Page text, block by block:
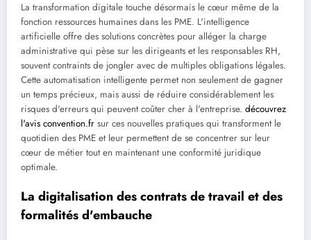
La transformation digitale touche désormais le cœur même de la
fonction ressources humaines dans les PME. L'intelligence
artificielle offre des solutions concrètes pour alléger la charge
administrative qui pèse sur les dirigeants et les responsables RH,
souvent contraints de jongler avec de multiples obligations légales.
Cette automatisation intelligente permet non seulement de gagner
un temps précieux, mais aussi de réduire considérablement les
risques d'erreurs qui peuvent coûter cher à l'entreprise. découvrez
l'avis convention.fr sur ces nouvelles pratiques qui transforment le
quotidien des PME et leur permettent de se concentrer sur leur
cœur de métier tout en maintenant une conformité juridique
optimale.
La digitalisation des contrats de travail et des
formalités d'embauche